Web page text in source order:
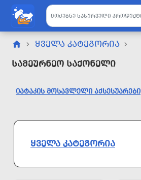
ᲧᲕᲔᲚᲐ ᲙᲐᲢᲔᲒᲝᲠᲘᲐ
Სამეურნეო Საქონელი
ᲘᲐᲢᲐᲙᲘᲡ ᲛᲝᲡᲐᲕᲚᲔᲚᲘ ᲐᲥᲡᲔᲡᲣᲐᲠᲔᲑᲘ
ᲧᲕᲔᲚᲐ ᲙᲐᲢᲔᲒᲝᲠᲘᲐ